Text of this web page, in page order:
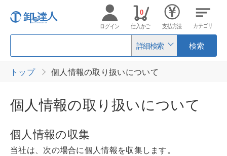
詳細検索 検索
ログイン 仕入かご
0
支払方法 カテゴリ
トップ 個人情報の取り扱いについて
個人情報の取り扱いについて
個人情報の収集
当社は、次の場合に個人情報を収集します。